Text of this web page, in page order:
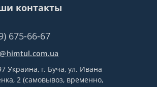
контакты
675-66-67
Украина, г. Буча, ул. Ивана
2 (самовывоз, временно,